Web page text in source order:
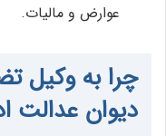
عوارض و مالیات.
چرا به وکیل
دیوان عدالت